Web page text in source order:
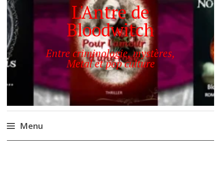
L'Antre de
Bloodwitch
Entre criminologie, mystères,
Metal et pop culture
Menu